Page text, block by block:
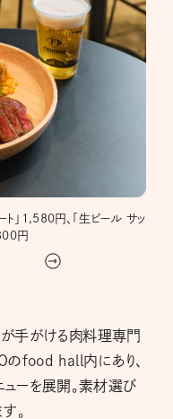
」1,580円、「生ビール サッ
円
が手がける肉料理専門
のfood hall内にあり、
ーを展開。素材選び
。